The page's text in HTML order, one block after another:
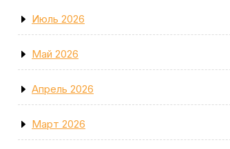
Июль 2026
Май 2026
Апрель 2026
Март 2026